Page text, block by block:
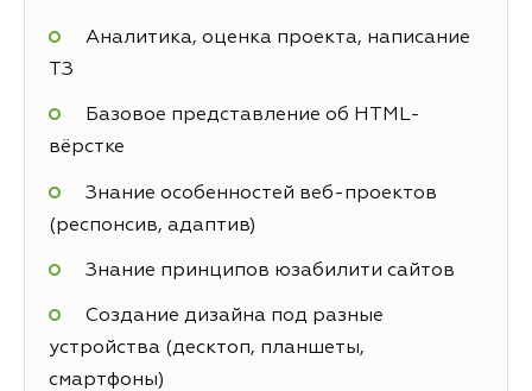
Аналитика, оценка проекта, написание
ТЗ
Базовое представление об HTML-
вёрстке
Знание особенностей веб-проектов
(респонсив, адаптив)
Знание принципов юзабилити сайтов
Создание дизайна под разные
устройства (десктоп, планшеты,
смартфоны)